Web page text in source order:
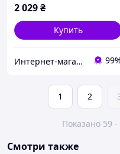
2 029₴
Купить
Интернет-магазин "Satin"
1 2
Показано 59
Смотри также